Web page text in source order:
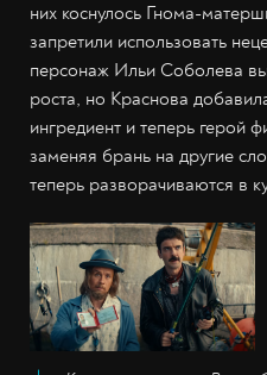
них коснулось Гнома-
запретили использовать
персонаж Ильи Соболева
роста, но Краснова
ингредиент и теперь герой
заменяя брань на другие
теперь разворачиваются в